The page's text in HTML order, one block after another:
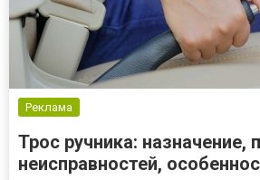
Реклама
Трос ручника: назначение,
неисправностей,